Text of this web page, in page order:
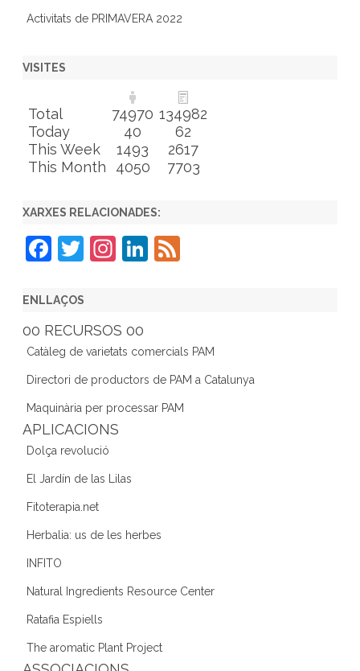
Activitats de PRIMAVERA 2022
VISITES
Total 74970 134982
Today
40
62
This Week
1493
2617
This Month
4050 7703
XARXES RELACIONADES:
F
c
e
b
o
o
k
T
er
In
gr
a
m
Li
dI
n
ENLLAÇOS
00 RECURSOS 00
Catàleg de varietats comercials PAM
Directori de productors de PAM a Catalunya
Maquinària per processar PAM
APLICACIONS
Dolça revolució
El Jardín de las Lilas
Fitoterapia.net
Herbalia: us de les herbes
INFITO
Natural Ingredients Resource Center
Ratafia Espiells
The aromatic Plant Project